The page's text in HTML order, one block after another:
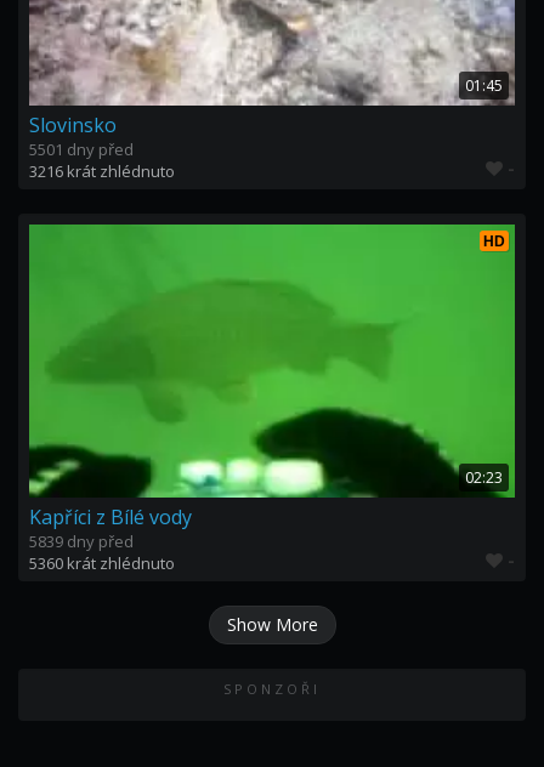
01:45
Slovinsko
5501 dny před
3216 krát zhlédnuto
-
HD
02:23
Kapříci z Bílé vody
5839 dny před
5360 krát zhlédnuto
-
Show More
SPONZOŘI